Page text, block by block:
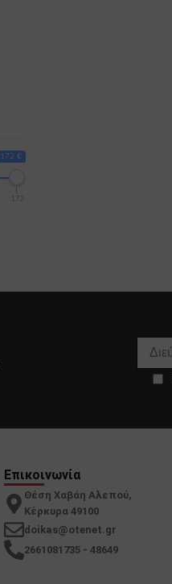
172 €
172
Επικοινωνία
Θέση Χαβάη Αλεπού,
Κέρκυρα 49100
doikas@otenet.gr
2661081735 - 48649